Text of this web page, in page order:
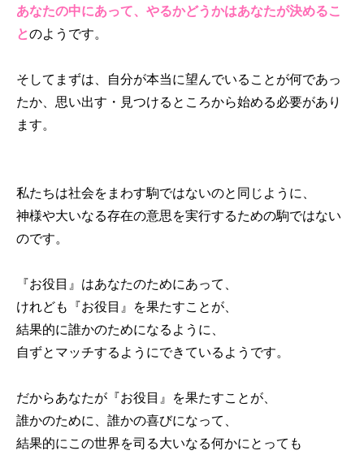
あなたの中にあって、やるかどうかはあなたが決めるこ
とのようです。
そしてまずは、自分が本当に望んでいることが何であっ
たか、思い出す・見つけるところから始める必要があり
ます。
私たちは社会をまわす駒ではないのと同じように、
神様や大いなる存在の意思を実行するための駒ではない
のです。
『お役目』はあなたのためにあって、
けれども『お役目』を果たすことが、
結果的に誰かのためになるように、
自ずとマッチするようにできているようです。
だからあなたが『お役目』を果たすことが、
誰かのために、誰かの喜びになって、
結果的にこの世界を司る大いなる何かにとっても